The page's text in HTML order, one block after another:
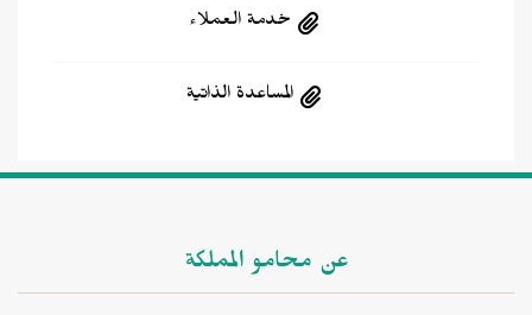
خدمة العملاء
المساعدة الذاتية
عن محامو المملكة